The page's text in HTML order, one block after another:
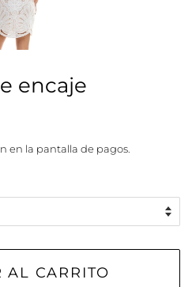
encaje
en la pantalla de pagos.
AL CARRITO